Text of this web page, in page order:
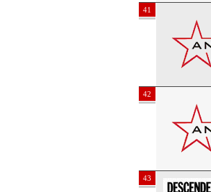
41
42
43